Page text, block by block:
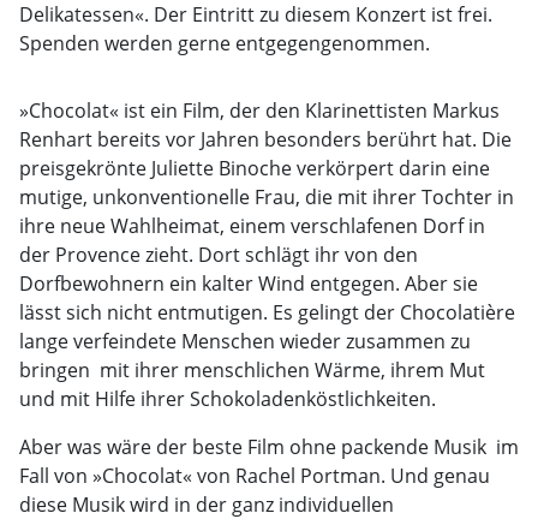
Delikatessen«. Der Eintritt zu diesem Konzert ist frei.
Spenden werden gerne entgegengenommen.
»Chocolat« ist ein Film, der den Klarinettisten Markus
Renhart bereits vor Jahren besonders berührt hat. Die
preisgekrönte Juliette Binoche verkörpert darin eine
mutige, unkonventionelle Frau, die mit ihrer Tochter in
ihre neue Wahlheimat, einem verschlafenen Dorf in
der Provence zieht. Dort schlägt ihr von den
Dorfbewohnern ein kalter Wind entgegen. Aber sie
lässt sich nicht entmutigen. Es gelingt der Chocolatière
lange verfeindete Menschen wieder zusammen zu
bringen  mit ihrer menschlichen Wärme, ihrem Mut
und mit Hilfe ihrer Schokoladenköstlichkeiten.
Aber was wäre der beste Film ohne packende Musik  im
Fall von »Chocolat« von Rachel Portman. Und genau
diese Musik wird in der ganz individuellen